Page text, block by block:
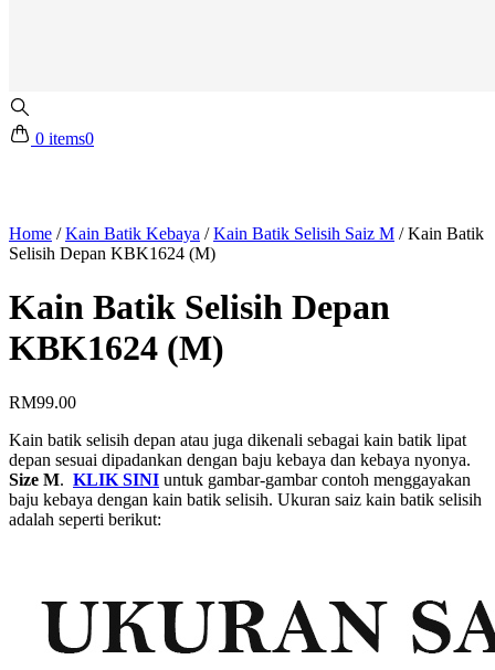
0 items0
Home /Kain Batik Kebaya /Kain Batik Selisih Saiz M /Kain Batik
Selisih Depan KBK1624 (M)
Kain Batik Selisih Depan
KBK1624 (M)
RM99.00
Kain batik selisih depan atau juga dikenali sebagai kain batik lipat
depan sesuai dipadankan dengan baju kebaya dan kebaya nyonya.
Size M. KLIK SINI untuk gambar-gambar contoh menggayakan
baju kebaya dengan kain batik selisih. Ukuran saiz kain batik selisih
adalah seperti berikut: